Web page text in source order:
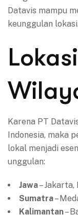
Datavis mampu
keunggulan lokasi.
Karena PT
Indonesia, maka
lokal menjadi
unggulan:
Jawa–
Sumatra–
Kalimantan–